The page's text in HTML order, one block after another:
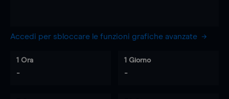
Accedi per sbloccare le funzioni grafiche avanzate
1 Ora
-
1 Giorno
-